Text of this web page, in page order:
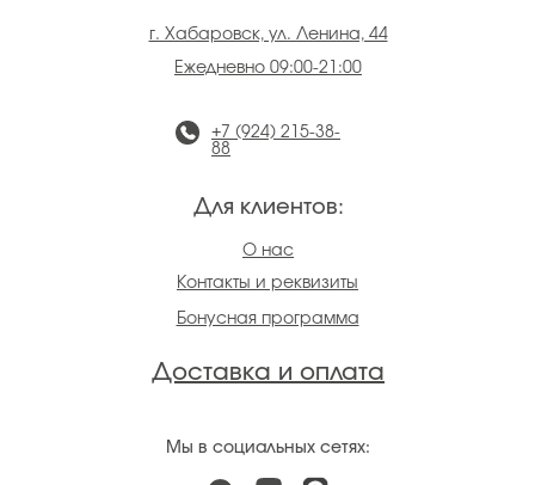
г. Хабаровск, ул. Ленина, 44
Ежедневно 09:00-21:00
Мы в социальных сетях:
+7 (924) 215-38-
88
Для клиентов:
О нас
Контакты и реквизиты
Бонусная программа
Доставка и оплата